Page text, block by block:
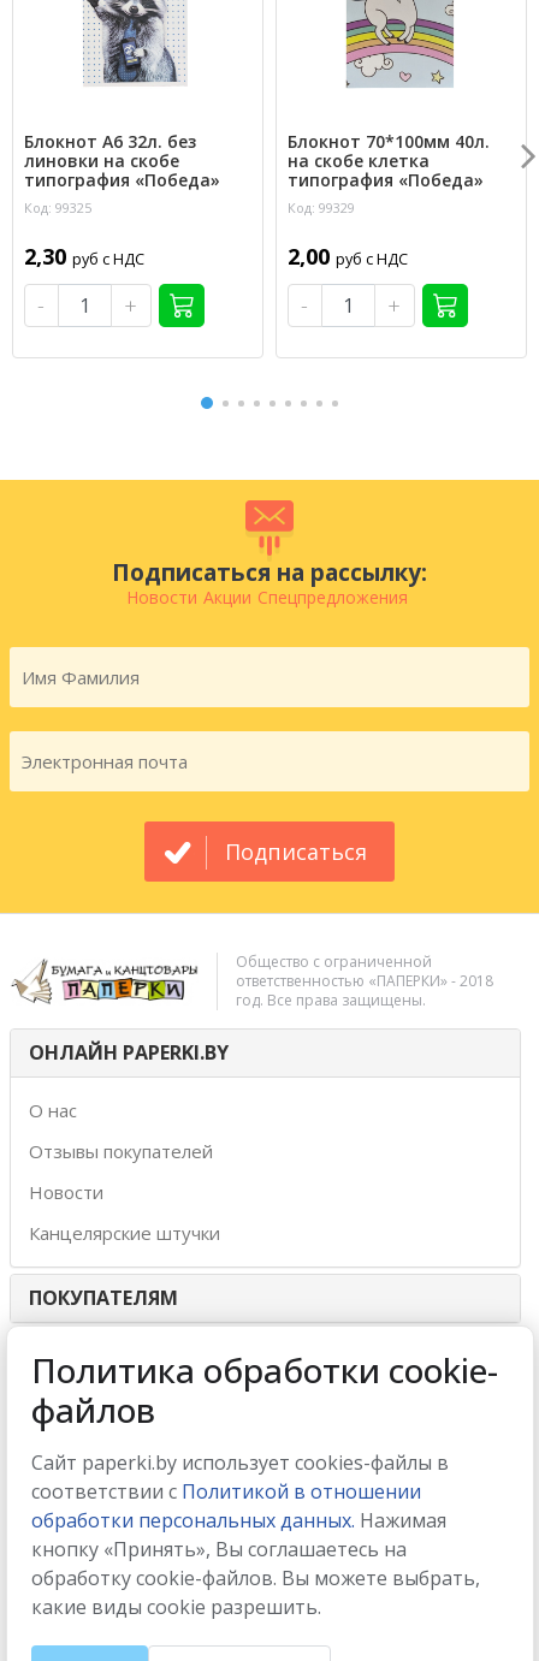
Блокнот А6 32л. без
линовки на скобе
типография «Победа»
Код: 99325
2,30 руб с НДС
- +
Блокнот 70*100мм 40л.
на скобе клетка
типография «Победа»
Код: 99329
2,00 руб с НДС
- +
Подписаться на рассылку:
Новости Акции Спецпредложения
Подписаться
Общество с ограниченной
ответственностью «ПАПЕРКИ» - 2018
год. Все права защищены.
ОНЛАЙН PAPERKI.BY
О нас
Отзывы покупателей
Новости
Канцелярские штучки
ПОКУПАТЕЛЯМ
ИНТЕРНЕТ-МАГАЗИН
МЫ ПРИНИМАЕМ
МЫ В СОЦСЕТЯХ
Политика обработки cookie-
файлов
Сайт paperki.by использует cookies-файлы в
соответствии с Политикой в отношении
обработки персональных данных. Нажимая
кнопку «Принять», Вы соглашаетесь на
обработку cookie-файлов. Вы можете выбрать,
какие виды cookie разрешить.